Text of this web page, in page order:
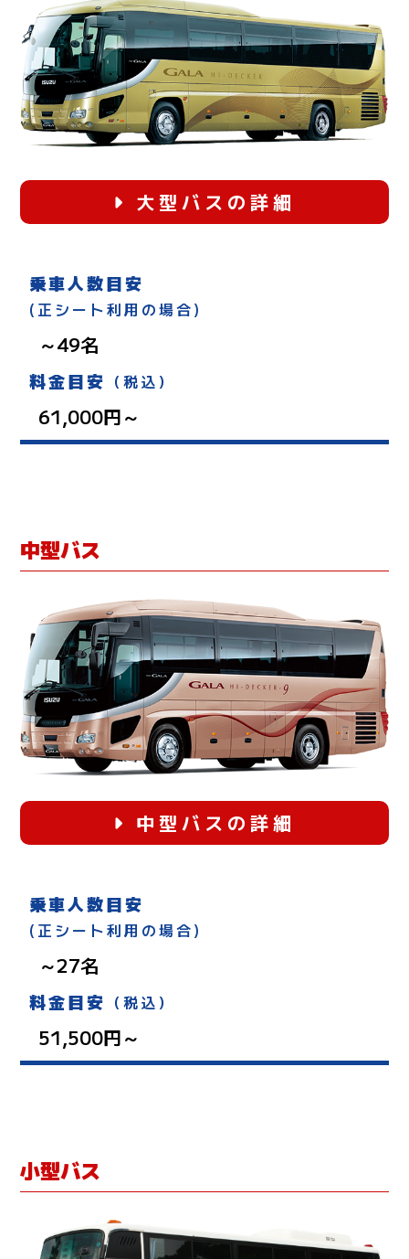
大型バスの詳細
乗車人数目安
(正シート利用の場合)
～49名
料金目安 （税込）
61,000円～
中型バス
中型バスの詳細
乗車人数目安
(正シート利用の場合)
～27名
料金目安 （税込）
51,500円～
小型バス